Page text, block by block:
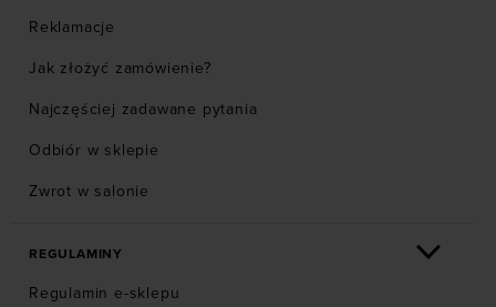
Reklamacje
Jak złożyć zamówienie?
Najczęściej zadawane pytania
Odbiór w sklepie
Zwrot w salonie
REGULAMINY
Regulamin e-sklepu